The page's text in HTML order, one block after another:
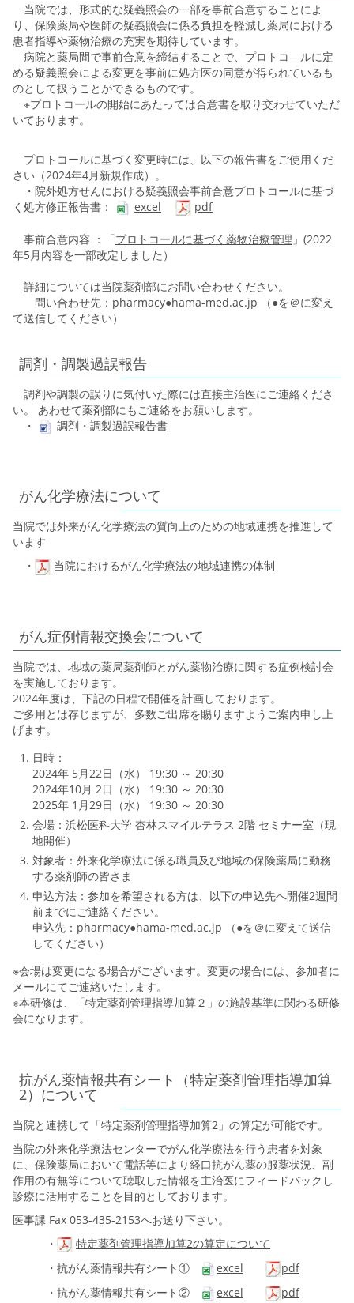
当院では、形式的な疑義照会の一部を事前合意することによ
り、保険薬局や医師の疑義照会に係る負担を軽減し薬局における
患者指導や薬物治療の充実を期待しています。
病院と薬局間で事前合意を締結することで、プロトコ―ルに定
める疑義照会による変更を事前に処方医の同意が得られているも
のとして扱うことができるものです。
※プロトコールの開始にあたっては合意書を取り交わせていただ
いております。
プロトコールに基づく変更時には、以下の報告書をご使用くだ
さい（2024年4月新規作成）。
・院外処方せんにおける疑義照会事前合意プロトコールに基づ
く処方修正報告書：
excel pdf
事前合意内容 ：「プロトコールに基づく薬物治療管理 」(2022
年5月内容を一部改定しました）
詳細については当院薬剤部にお問い合わせください。
問い合わせ先：pharmacy●hama-med.ac.jp （●を＠に変え
て送信してください）
調剤・調製過誤報告
調剤や調製の誤りに気付いた際には直接主治医にご連絡くださ
い。 あわせて薬剤部にもご連絡をお願いします。
・
調剤・調製過誤報告書
がん化学療法について
当院では外来がん化学療法の質向上のための地域連携を推進して
います
・
当院におけるがん化学療法の地域連携の体制
がん症例情報交換会について
当院では、地域の薬局薬剤師とがん薬物治療に関する症例検討会
を実施しております。
2024年度は、下記の日程で開催を計画しております。
ご多用とは存じますが、多数ご出席を賜りますようご案内申し上
げます。
日時：
2024年 5月22日（水） 19:30 ～ 20:30
2024年10月 2日（水） 19:30 ～ 20:30
2025年 1月29日（水） 19:30 ～ 20:30
会場：浜松医科大学 杏林スマイルテラス 2階 セミナー室（現
地開催）
対象者：外来化学療法に係る職員及び地域の保険薬局に勤務
する薬剤師の皆さま
申込方法：参加を希望される方は、以下の申込先へ開催2週間
前までにご連絡ください。
申込先：pharmacy●hama-med.ac.jp （●を＠に変えて送信
してください）
※会場は変更になる場合がございます。変更の場合には、参加者に
メールにてご連絡いたします。
※本研修は、「特定薬剤管理指導加算２」の施設基準に関わる研修
会になります。
抗がん薬情報共有シート（特定薬剤管理指導加算
2）について
当院と連携して「特定薬剤管理指導加算2」の算定が可能です。
当院の外来化学療法センターでがん化学療法を行う患者を対象
に、保険薬局において電話等により経口抗がん薬の服薬状況、副
作用の有無等について聴取した情報を主治医にフィードバックし
診療に活用することを目的としております。
医事課 Fax 053-435-2153へお送り下さい。
・
特定薬剤管理指導加算2の算定について
・抗がん薬情報共有シート①
excel
pdf
・抗がん薬情報共有シート②
excel pdf